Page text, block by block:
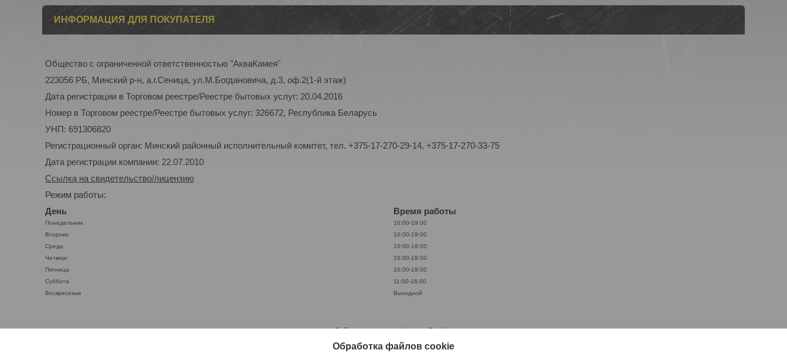
ИНФОРМАЦИЯ ДЛЯ ПОКУПАТЕЛЯ
Общество с ограниченной ответственностью "АкваКамея"
223056 РБ, Минский р-н, а.г.Сеница, ул.М.Богдановича, д.3, оф.2(1-й этаж)
Дата регистрации в Торговом реестре/Реестре бытовых услуг: 20.04.2016
Номер в Торговом реестре/Реестре бытовых услуг: 326672, Республика Беларусь
УНП: 691306820
Регистрационный орган: Минский районный исполнительный комитет, тел. +375-17-270-29-14, +375-17-270-33-75
Дата регистрации компании: 22.07.2010
Ссылка на свидетельство/лицензию
Режим работы:
День
Время работы
Понедельник
10:00-19:00
Вторник
10:00-19:00
Среда
10:00-19:00
Четверг
10:00-19:00
Пятница
10:00-19:00
Суббота
11:00-16:00
Воскресенье
Выходной
Сайт создан на платформе Deal.by
Политика обработки файлов cookies
Обработка файлов cookie
ООО «АкваКамея» | Пожаловаться на контент